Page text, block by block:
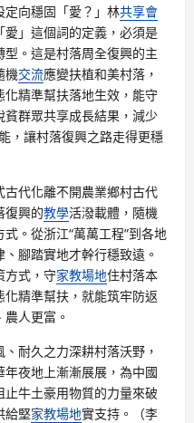
定向穩固「愛？」林共享會
」這個詞的定義，必須是
。這是村落周全復興的主
機交流應變扶植和美村落，
精準幫扶落地生效，能守
群眾共享成長結果，減少
，讓村落復興之路走得更穩
代化離不開農業鄉村古代
復興的教學活潑載體，隨機
式。從浙江“萬萬工程”到各地
腳踏實地才幹行穩致遠。
方式，守家教場地住村落本
精準幫扶，就能筑牢防返
人更富。
耐久之力深耕村落沃野，
夜地上漸漸展展，為中國
牛土豪用物質的力量來破
給堅家教場地實支持。（李